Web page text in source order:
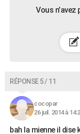
Vous
RÉPONSE 5 / 11
cocopar
26 juil. 2014 à
bah la mienne il dise